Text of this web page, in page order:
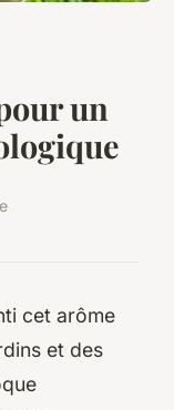
un
cet arôme
et des